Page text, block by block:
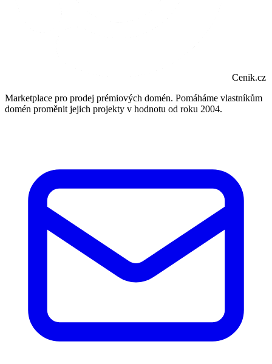
Cenik.cz
Marketplace pro prodej prémiových domén. Pomáháme vlastníkům
domén proměnit jejich projekty v hodnotu od roku 2004.